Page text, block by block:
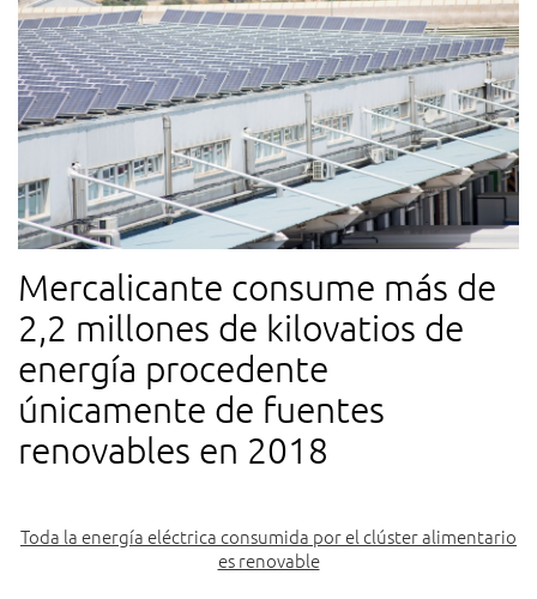
Mercalicante consume más de
2,2 millones de kilovatios de
energía procedente
únicamente de fuentes
renovables en 2018
Toda la energía eléctrica consumida por el clúster alimentario
es renovable